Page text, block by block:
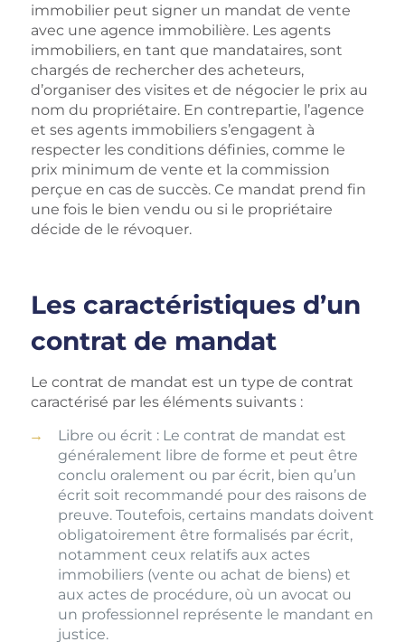
immobilier peut signer un mandat de vente
avec une agence immobilière. Les agents
immobiliers, en tant que mandataires, sont
chargés de rechercher des acheteurs,
d’organiser des visites et de négocier le prix au
nom du propriétaire. En contrepartie, l’agence
et ses agents immobiliers s’engagent à
respecter les conditions définies, comme le
prix minimum de vente et la commission
perçue en cas de succès. Ce mandat prend fin
une fois le bien vendu ou si le propriétaire
décide de le révoquer.
Les caractéristiques d’un
contrat de mandat
Le contrat de mandat est un type de contrat
caractérisé par les éléments suivants :
Libre ou écrit : Le contrat de mandat est
généralement libre de forme et peut être
conclu oralement ou par écrit, bien qu’un
écrit soit recommandé pour des raisons de
preuve. Toutefois, certains mandats doivent
obligatoirement être formalisés par écrit,
notamment ceux relatifs aux actes
immobiliers (vente ou achat de biens) et
aux actes de procédure, où un avocat ou
un professionnel représente le mandant en
justice.